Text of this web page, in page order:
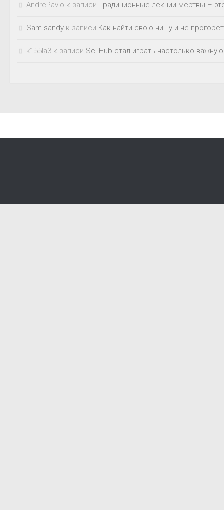
AndrePavlo к записи Традиционные лекции мертвы –
Sam sandy к записи Как найти свою нишу и не
k155la3 к записи Sci-Hub стал играть настолько